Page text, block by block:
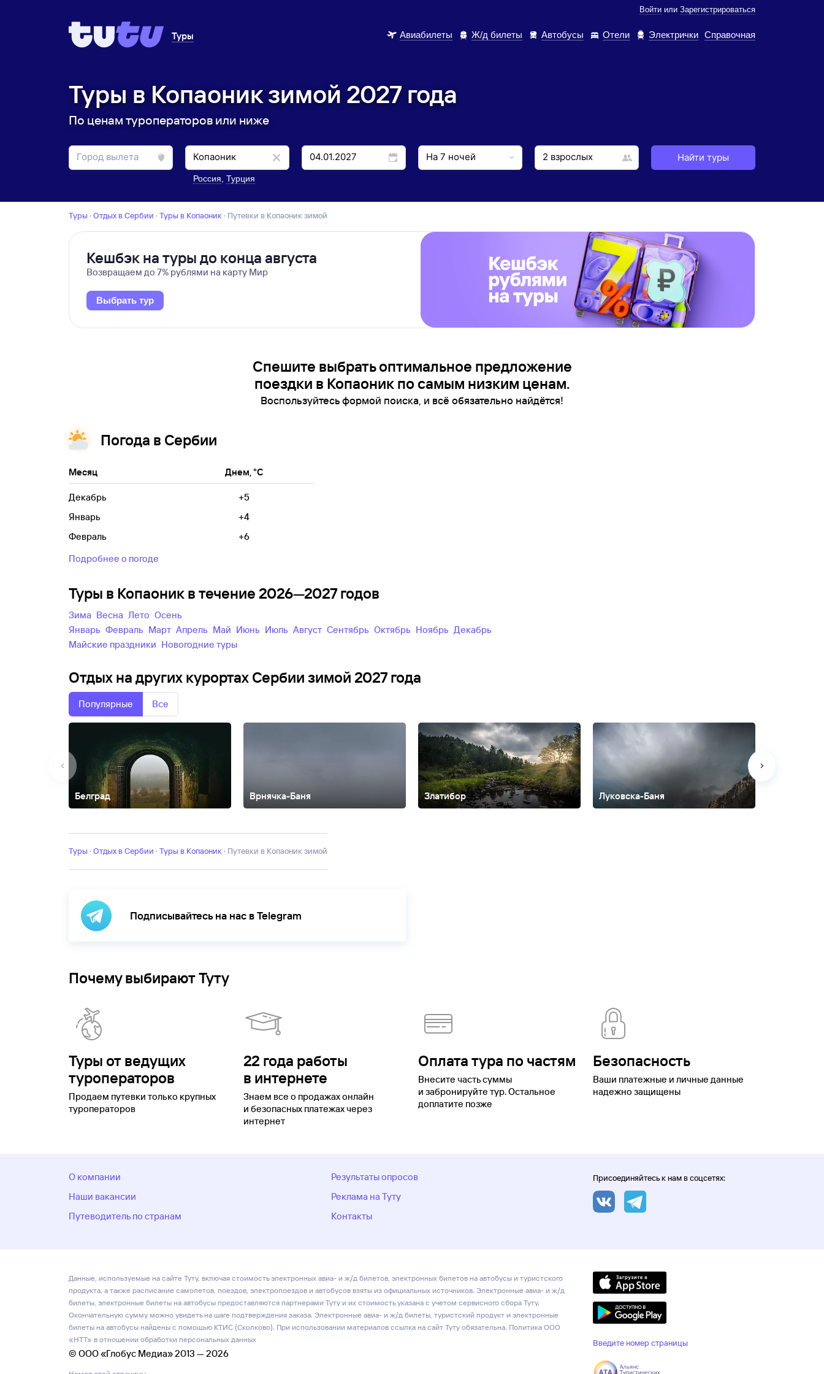
Войти или Зарегистрироваться
Туры Авиабилеты Ж/д билеты Автобусы Отели Электрички Справочная
Туры в Копаоник зимой 2027 года
По ценам туроператоров или ниже
Россия Турция
Найти туры
Туры · Отдых в Сербии · Туры в Копаоник · Путевки в Копаоник зимой
Кешбэк на туры до конца августа
Возвращаем до 7% рублями на карту Мир
Выбрать тур
Спешите выбрать оптимальное предложение
поездки в Копаоник по самым низким ценам.
Воспользуйтесь формой поиска, и всё обязательно найдётся!
Погода в Сербии
Месяц Днем, °C
Декабрь
+5
Январь
+4
Февраль
+6
Подробнее о погоде
Туры в Копаоник в течение 2026—2027 годов
зима весна лето
осень
Январь
Февраль Март Апрель Май Июнь Июль Август Сентябрь Октябрь Ноябрь
Декабрь
майские праздники
новогодние туры
Отдых на других курортах Сербии зимой 2027 года
Популярные Все
Белград Врнячка-Баня Златибор Луковска-Баня
Туры · Отдых в Сербии · Туры в Копаоник · Путевки в Копаоник зимой
Подписывайтесь на нас в Telegram
Почему выбирают Туту
Туры от ведущих
туроператоров
Продаем путевки только крупных
туроператоров
22 года работы
в интернете
Знаем все о продажах онлайн
и безопасных платежах через
интернет
Оплата тура по частям
Внесите часть суммы
и забронируйте тур. Остальное
доплатите позже
Безопасность
Ваши платежные и личные данные
надежно защищены
О компании
Наши вакансии
Путеводитель по странам
Результаты опросов
Реклама на Туту
Контакты
Присоединяйтесь к нам в соцсетях:
Введите номер страницы
© ООО «Глобус Медиа» 2013 — 2026
Данные, используемые на сайте Туту, включая стоимость электронных авиа- и ж/д билетов, электронных билетов на автобусы и туристского
продукта, а также расписание самолетов, поездов, электропоездов и автобусов взяты из официальных источников. Электронные авиа- и ж/д
билеты, электронные билеты на автобусы предоставляются партнерами Туту и их стоимость указана с учетом сервисного сбора Туту.
Окончательную сумму можно увидеть на шаге подтверждения заказа. Электронные авиа- и ж/д билеты, туристский продукт и электронные
билеты на автобусы найдены с помощью КТИС (Сколково). При использовании материалов ссылка на сайт Туту обязательна. Политика ООО
«НТТ» в отношении обработки персональных данных